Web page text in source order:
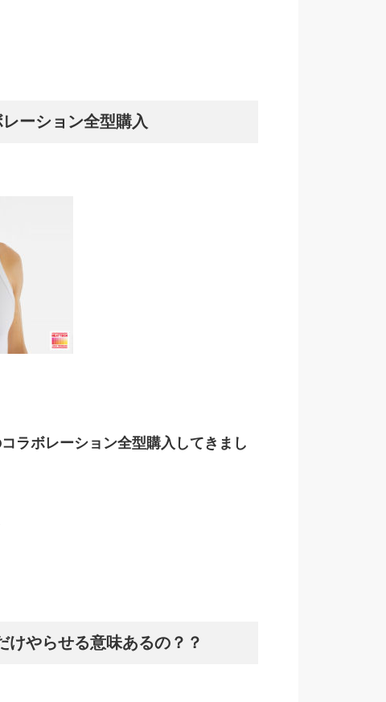
ーション全型購入
ラボレーション全型購入してきまし
けやらせる意味あるの？？